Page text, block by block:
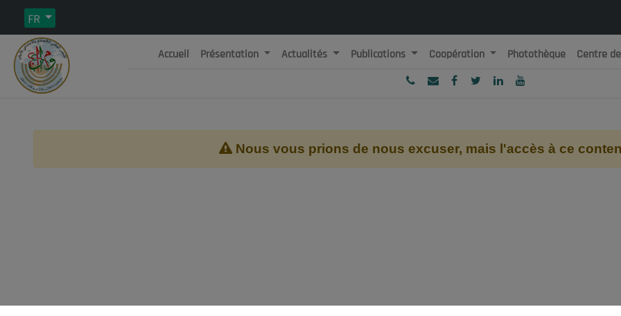
FR
République Algérienne Démocratique et Populaire
Accueil Présentation Actualités Publications Coopération Photothèque Centre
Nous vous prions de nous excuser, mais l'accès à ce